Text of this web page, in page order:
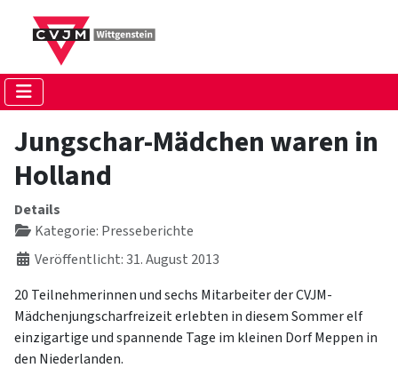
Jungschar-Mädchen waren in
Holland
Details
Kategorie: Presseberichte
Veröffentlicht: 31. August 2013
20 Teilnehmerinnen und sechs Mitarbeiter der CVJM-
Mädchenjungscharfreizeit erlebten in diesem Sommer elf
einzigartige und spannende Tage im kleinen Dorf Meppen in
den Niederlanden.